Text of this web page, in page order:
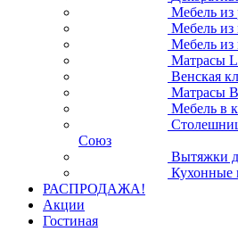
Мебель из
Мебель из
Мебель из
Матрасы
Венская
Матрасы
Мебель в
Союз
Вытяжки
Кухонные
РАСПРОДАЖА!
Акции
Гостиная